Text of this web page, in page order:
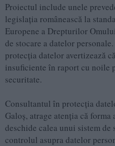
Proiectul include unele
legislația românească la
Europene a Drepturilor
de stocare a datelor
protecția datelor avertizează
insuficiente în raport cu
securitate.
Consultantul în protecția
Galoș, atrage atenția că
deschide calea unui sistem de
controlul asupra datelor